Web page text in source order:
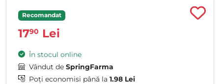
Recomandat
1790 Lei
În stocul online
Vândut de SpringFarma
Poți economisi până la 1.98 Lei